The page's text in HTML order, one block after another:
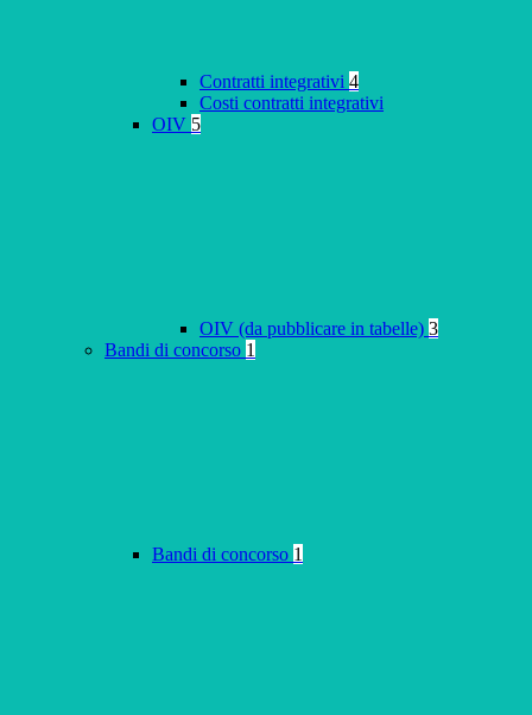
Contratti integrativi 4
Costi contratti integrativi
OIV 5
OIV (da pubblicare in tabelle) 3
Bandi di concorso 1
Bandi di concorso 1